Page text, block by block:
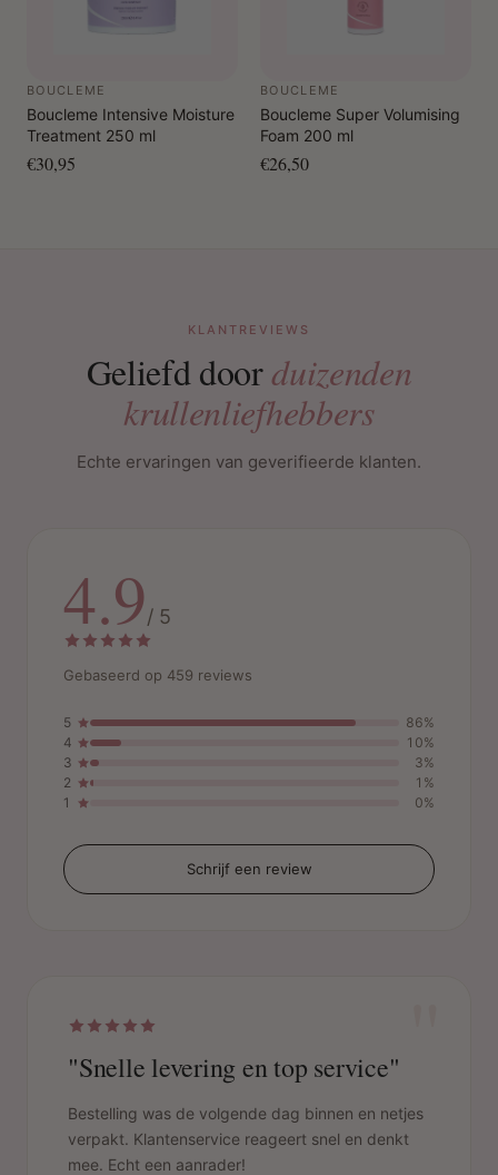
BOUCLEME
Boucleme Intensive Moisture
Treatment 250 ml
€30,95
BOUCLEME
Boucleme Super Volumising
Foam 200 ml
€26,50
KLANTREVIEWS
Geliefd doorduizenden
krullenliefhebbers
Echte ervaringen van geverifieerde klanten.
4.9/ 5
Gebaseerd op 459 reviews
5
86%
4
10%
3
3%
2
1%
1
0%
Schrijf een review
"Snelle levering en top service"
Bestelling was de volgende dag binnen en netjes
verpakt. Klantenservice reageert snel en denkt
mee. Echt een aanrader!